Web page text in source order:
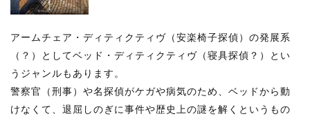
アームチェア・ディティクティヴ（安楽椅子探偵）の発展系
（？）としてベッド・ディティクティヴ（寝具探偵？）とい
うジャンルもあります。
警察官（刑事）や名探偵がケガや病気のため、ベッドから動
けなくて、退屈しのぎに事件や歴史上の謎を解くというもの